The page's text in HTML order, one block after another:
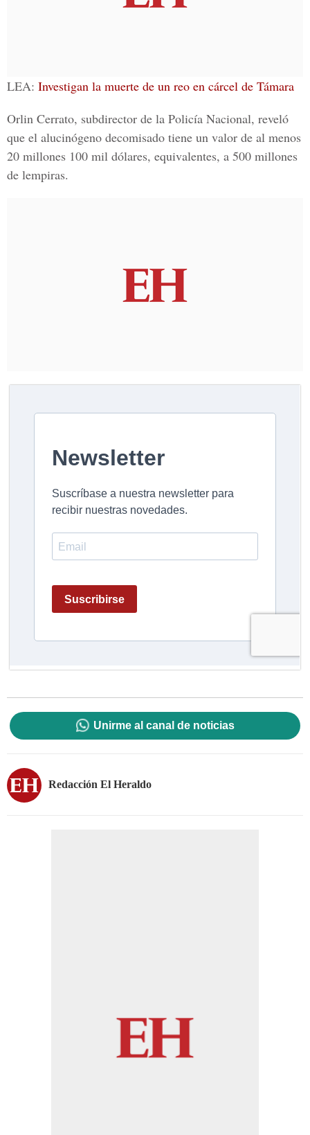
LEA: Investigan la muerte de un reo en cárcel de Támara
Orlin Cerrato, subdirector de la Policía Nacional, reveló
que el alucinógeno decomisado tiene un valor de al menos
20 millones 100 mil dólares, equivalentes, a 500 millones
de lempiras.
Unirme al canal de noticias
Redacción El Heraldo